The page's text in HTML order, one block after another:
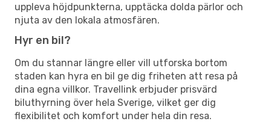
uppleva höjdpunkterna, upptäcka dolda pärlor och
njuta av den lokala atmosfären.
Hyr en bil?
Om du stannar längre eller vill utforska bortom
staden kan hyra en bil ge dig friheten att resa på
dina egna villkor. Travellink erbjuder prisvärd
biluthyrning över hela Sverige, vilket ger dig
flexibilitet och komfort under hela din resa.